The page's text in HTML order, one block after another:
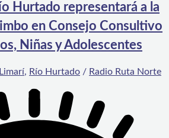
Hurtado representará a la
en Consejo Consultivo
Niñas y Adolescentes
Limarí, Río Hurtado / Radio Ruta Norte